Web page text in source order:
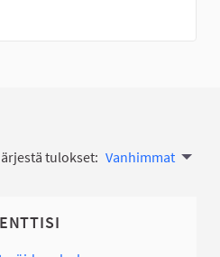
tulokset: Vanhimmat